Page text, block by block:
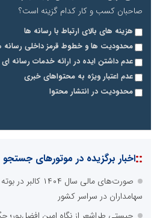
صاحبان کسب و کار کدام گزینه است؟
هزینه های بالای ارتباط با رسانه ها
محدودیت ها و خطوط قرمز داخلی رسانه
عدم داشتن ایده در ارائه خدمات رسانه ای
عدم اعتبار ویژه به محتواهای خبری
محدودیت در انتشار محتوا
::اخبار برگزیده در موتورهای جستجو
صورت‌های مالی سال
سهامداران در سراسر کشور